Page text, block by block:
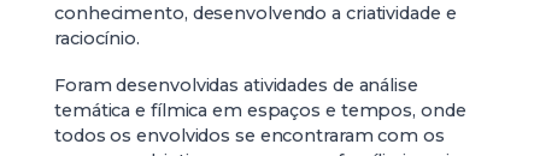
conhecimento, desenvolvendo a criatividade e
raciocínio.
Foram desenvolvidas atividades de análise
temática e fílmica em espaços e tempos, onde
todos os envolvidos se encontraram com os